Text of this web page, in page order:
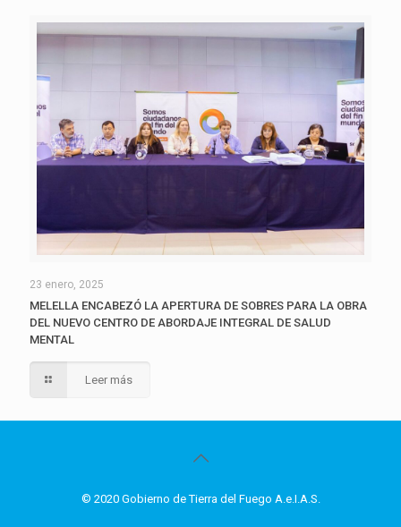
23 enero, 2025
MELELLA ENCABEZÓ LA APERTURA DE SOBRES PARA LA OBRA
DEL NUEVO CENTRO DE ABORDAJE INTEGRAL DE SALUD
MENTAL
Leer más
© 2020 Gobierno de Tierra del Fuego A.e.I.A.S.